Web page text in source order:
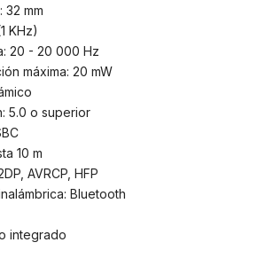
32 mm
KHz)
20 - 20 000 Hz
máxima: 20 mW
5.0 o superior
10 m
AVRCP, HFP
Bluetooth
integrado